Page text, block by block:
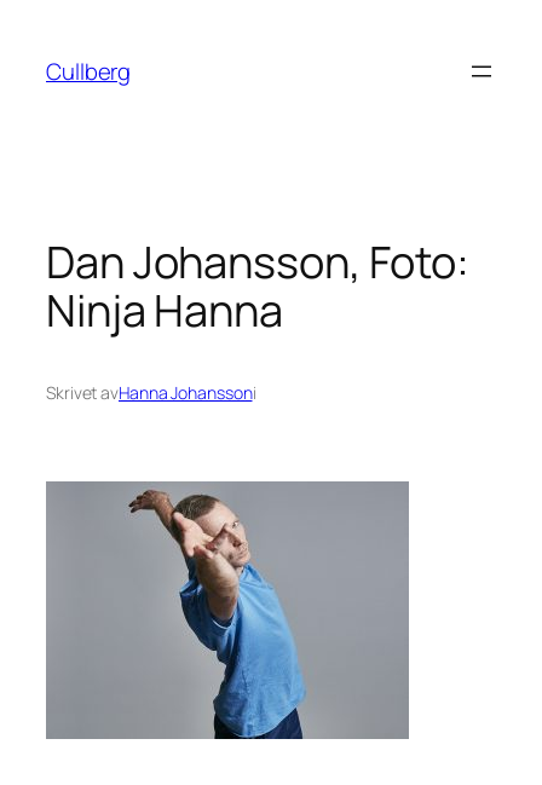
innehåll
Cullberg
Dan Johansson, Foto:
Ninja Hanna
Skrivet avHanna Johanssoni